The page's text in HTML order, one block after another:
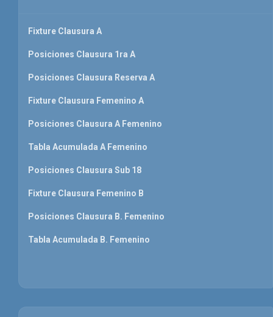
Fixture Clausura A
Posiciones Clausura 1ra A
Posiciones Clausura Reserva A
Fixture Clausura Femenino A
Posiciones Clausura A Femenino
Tabla Acumulada A Femenino
Posiciones Clausura Sub 18
Fixture Clausura Femenino B
Posiciones Clausura B. Femenino
Tabla Acumulada B. Femenino